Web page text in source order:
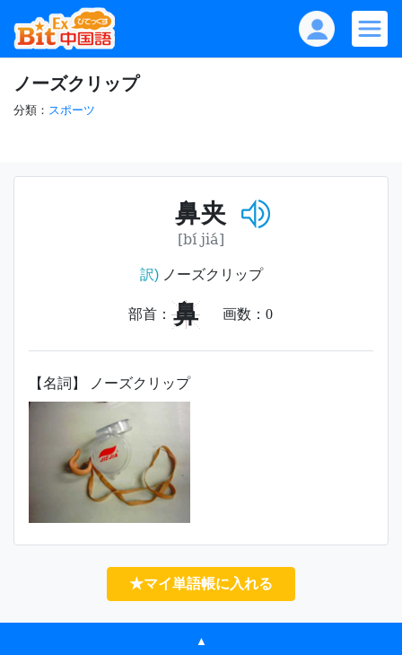
ノーズクリップ
分類： スポーツ
鼻夹
[bí jiá]
訳)ノーズクリップ
部首： 鼻 画数： 0
【名詞】 ノーズクリップ
★マイ単語帳に入れる
▲